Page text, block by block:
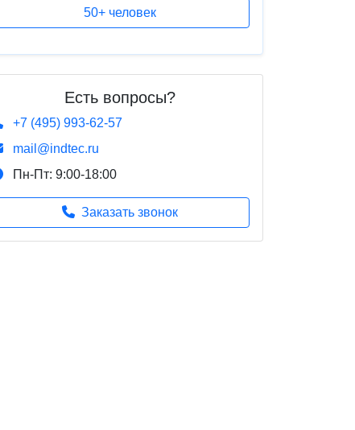
50+ человек
Есть вопросы?
+7 (495) 993-62-57
mail@indtec.ru
Пн-Пт: 9:00-18:00
Заказать звонок